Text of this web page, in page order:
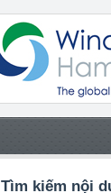
Tìm kiếm nội